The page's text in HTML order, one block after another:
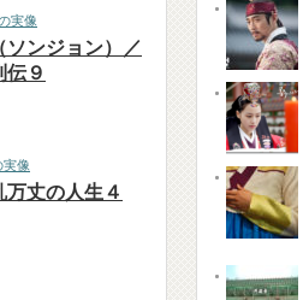
実像
ソンジョン）／
伝９
実像
万丈の人生４